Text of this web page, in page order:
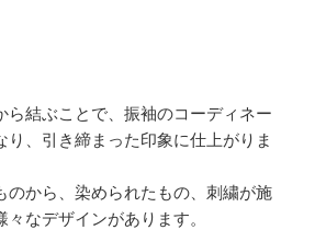
ら結ぶことで、振袖のコーディネー
り、引き締まった印象に仕上がりま
のから、染められたもの、刺繍が施
々なデザインがあります。